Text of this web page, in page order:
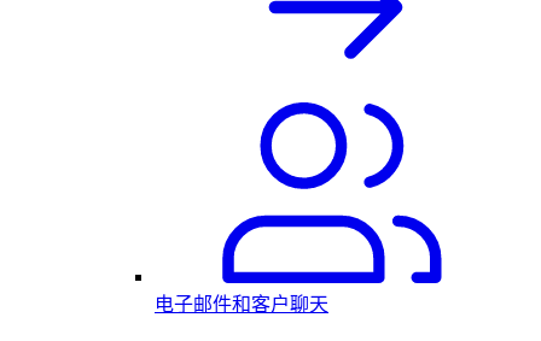
电子邮件和客户聊天